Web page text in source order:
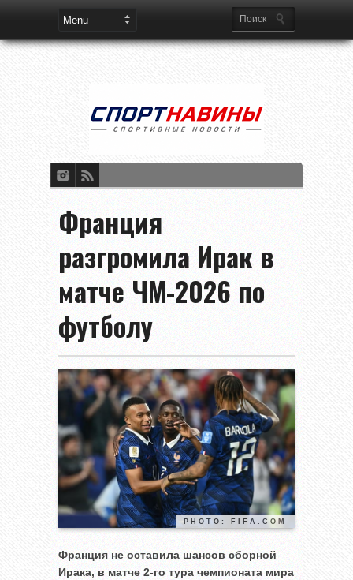
Франция
разгромила Ирак в
матче ЧМ-2026 по
футболу
PHOTO: FIFA.COM
Франция не оставила шансов сборной
Ирака, в матче 2-го тура чемпионата мира